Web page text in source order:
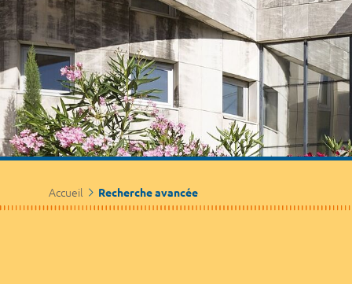
Accueil Recherche avancée